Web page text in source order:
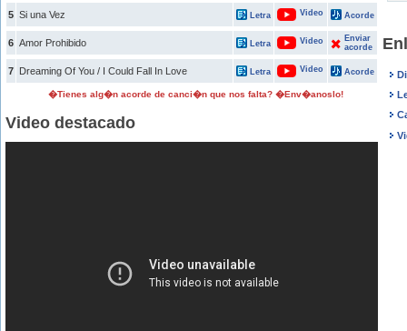
5 Si una Vez Letra Video Acorde
6 Amor Prohibido Letra Video
Enviar
acorde
7 Dreaming Of You / I Could Fall In Love Letra Video Acorde
�Tienes alg�n acorde de canci�n que nos falta? �Env�anoslo!
Video destacado